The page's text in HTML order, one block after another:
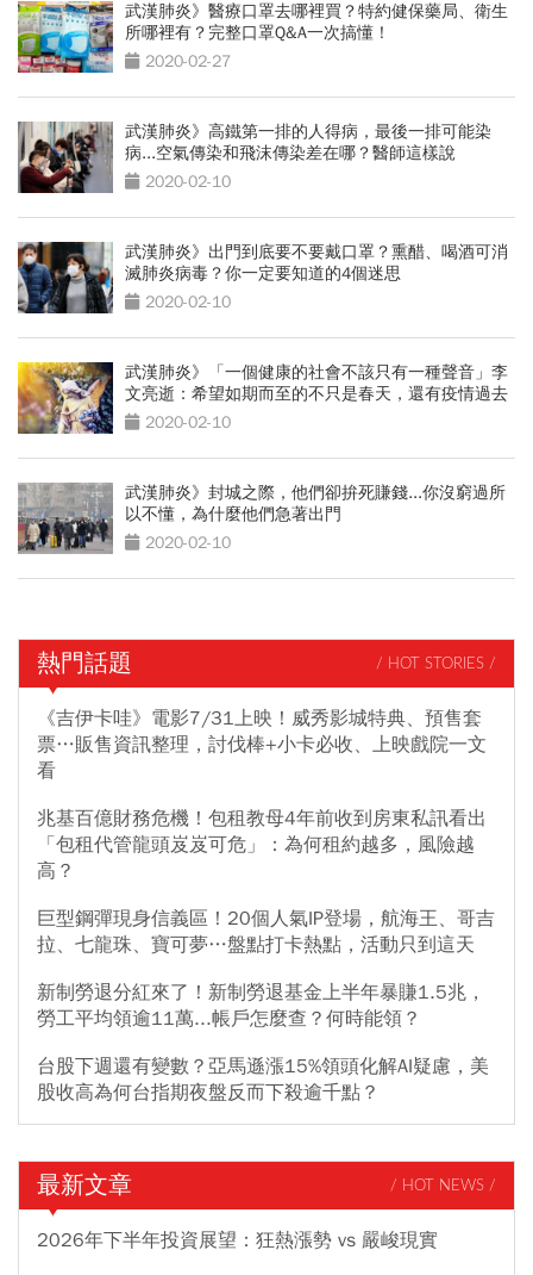
武漢肺炎》醫療口罩去哪裡買？特約健保藥局、衛生
所哪裡有？完整口罩Q&A一次搞懂！
2020-02-27
武漢肺炎》高鐵第一排的人得病，最後一排可能染
病...空氣傳染和飛沫傳染差在哪？醫師這樣說
2020-02-10
武漢肺炎》出門到底要不要戴口罩？熏醋、喝酒可消
滅肺炎病毒？你一定要知道的4個迷思
2020-02-10
武漢肺炎》「一個健康的社會不該只有一種聲音」李
文亮逝：希望如期而至的不只是春天，還有疫情過去
的你2020-02-10
武漢肺炎》封城之際，他們卻拚死賺錢...你沒窮過所
以不懂，為什麼他們急著出門
2020-02-10
熱門話題 / HOT STORIES /
《吉伊卡哇》電影7/31上映！威秀影城特典、預售套
票…販售資訊整理，討伐棒+小卡必收、上映戲院一文
看
兆基百億財務危機！包租教母4年前收到房東私訊看出
「包租代管龍頭岌岌可危」：為何租約越多，風險越
高？
巨型鋼彈現身信義區！20個人氣IP登場，航海王、哥吉
拉、七龍珠、寶可夢…盤點打卡熱點，活動只到這天
新制勞退分紅來了！新制勞退基金上半年暴賺1.5兆，
勞工平均領逾11萬...帳戶怎麼查？何時能領？
台股下週還有變數？亞馬遜漲15%領頭化解AI疑慮，美
股收高為何台指期夜盤反而下殺逾千點？
最新文章 / HOT NEWS /
2026年下半年投資展望：狂熱漲勢 vs 嚴峻現實